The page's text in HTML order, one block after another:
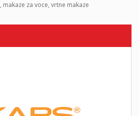
, makaze za voce, vrtne makaze